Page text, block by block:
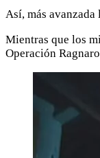
Así, más
Mientras que los
Operación